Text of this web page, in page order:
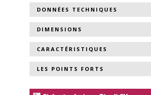
DONNÉES TECHNIQUES
DIMENSIONS
CARACTÉRISTIQUES
LES POINTS FORTS